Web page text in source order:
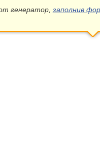
генератор, заполнив